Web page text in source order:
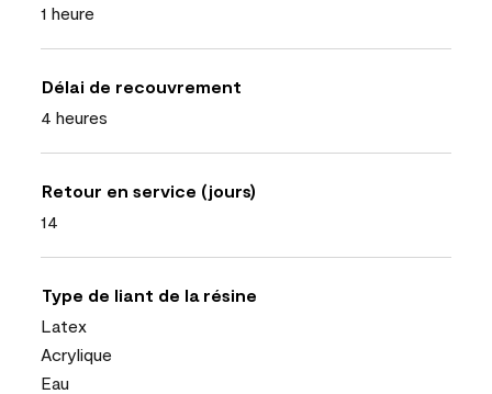
1 heure
Délai de recouvrement
4 heures
Retour en service (jours)
14
Type de liant de la résine
Latex
Acrylique
Eau